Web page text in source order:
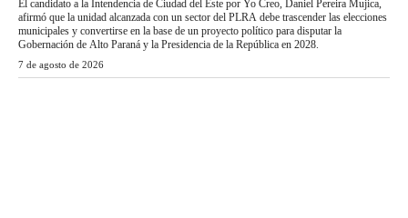
El candidato a la Intendencia de Ciudad del Este por Yo Creo, Daniel Pereira Mujica,
afirmó que la unidad alcanzada con un sector del PLRA debe trascender las elecciones
municipales y convertirse en la base de un proyecto político para disputar la
Gobernación de Alto Paraná y la Presidencia de la República en 2028.
7 de agosto de 2026